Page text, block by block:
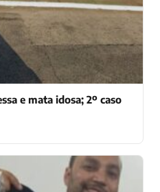
e mata idosa; 2º caso